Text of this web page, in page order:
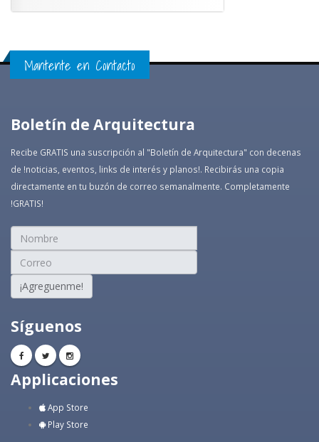
Mantente en Contacto
Boletín de Arquitectura
Recibe GRATIS una suscripción al "Boletín de Arquitectura" con decenas
de !noticias, eventos, links de interés y planos!. Recibirás una copia
directamente en tu buzón de correo semanalmente. Completamente
!GRATIS!
¡Agreguenme!
Síguenos
Applicaciones
App Store
Play Store